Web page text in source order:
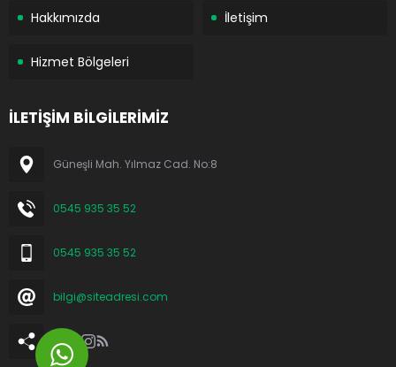
Hakkımızda İletişim
Hizmet Bölgeleri
İLETİŞİM BİLGİLERİMİZ
Güneşli Mah. Yılmaz Cad. No:8
0545 935 35 52
0545 935 35 52
bilgi@siteadresi.com